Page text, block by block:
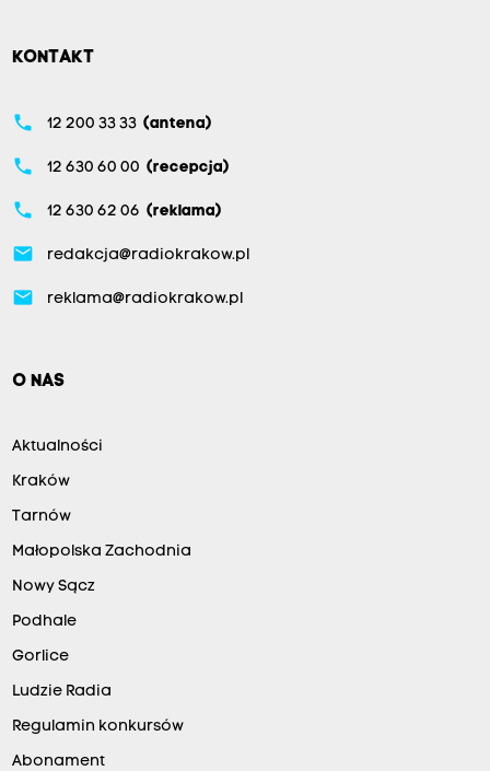
KONTAKT
phone 12 200 33 33 (antena)
phone 12 630 60 00 (recepcja)
phone 12 630 62 06 (reklama)
email redakcja@radiokrakow.pl
email reklama@radiokrakow.pl
O NAS
Aktualności
Kraków
Tarnów
Małopolska Zachodnia
Nowy Sącz
Podhale
Gorlice
Ludzie Radia
Regulamin konkursów
Abonament